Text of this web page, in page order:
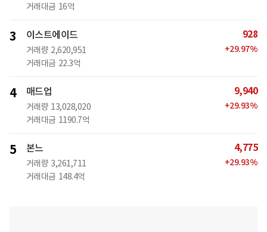
거래대금 16억
3 이스트에이드
거래량 2,620,951
거래대금 22.3억
928
+29.97%
4 매드업
거래량 13,028,020
거래대금 1190.7억
9,940
+29.93%
5 본느
거래량 3,261,711
거래대금 148.4억
4,775
+29.93%